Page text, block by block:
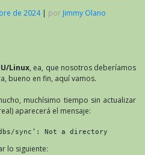
de 2024| por Jimmy Olano
Linux, ea, que nosotros deberíamos
bueno en fin, aquí vamos.
muchísimo tiempo sin actualizar
aparecerá el mensaje:
sync’: Not a directory
lo siguiente: